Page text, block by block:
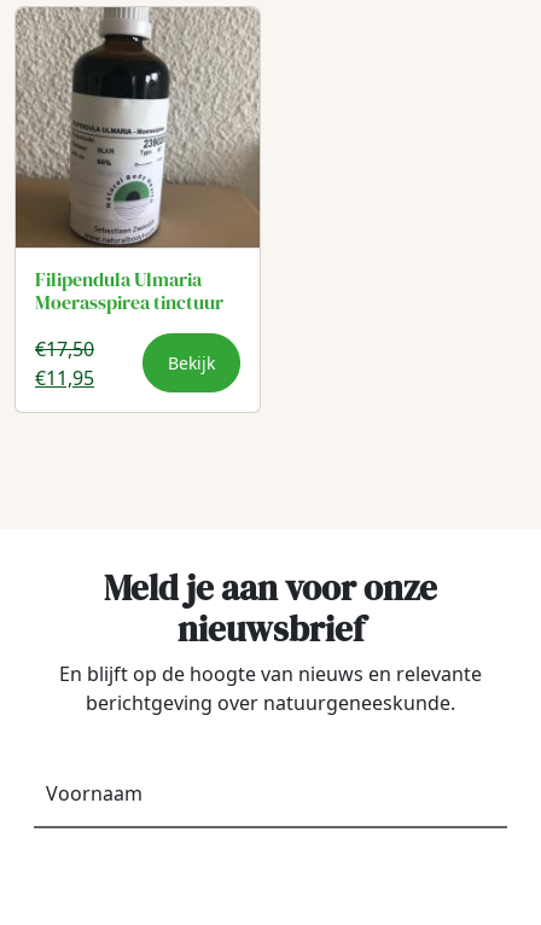
Filipendula Ulmaria
Moerasspirea tinctuur
€17,50
Oorspronkelijke
prijs
€11,95Huidige
prijs
Bekijk
Meld je aan voor onze
nieuwsbrief
En blijft op de hoogte van nieuws en relevante
berichtgeving over natuurgeneeskunde.